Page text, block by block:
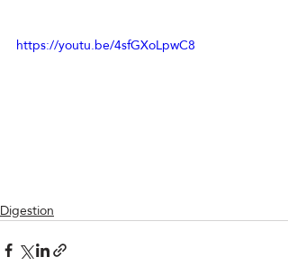
https://youtu.be/4sfGXoLpwC8
Digestion